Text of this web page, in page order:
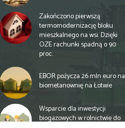
Zakończono pierwszą
termomodernizację bloku
mieszkalnego na wsi. Dzięki
OZE rachunki spadną o 90
proc.
EBOR pożycza 26 mln euro na
biometanownię na Łotwie
Wsparcie dla inwestycji
biogazowych w rolnictwie do